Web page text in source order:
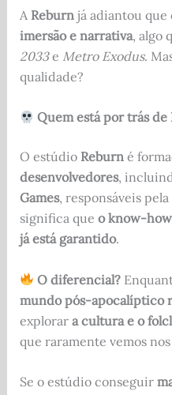
A Reburnjá adiantou que
imersão e narrativa, algo
2033e Metro Exodus.
qualidade?
Quem está por trás de
O estúdio Reburné
desenvolvedores,
Games, responsáveis
significa que o know-
já está garantido.
O diferencial?
mundo pós-apocalíptico
explorar a cultura e o
que raramente vemos nos
Se o estúdio conseguir